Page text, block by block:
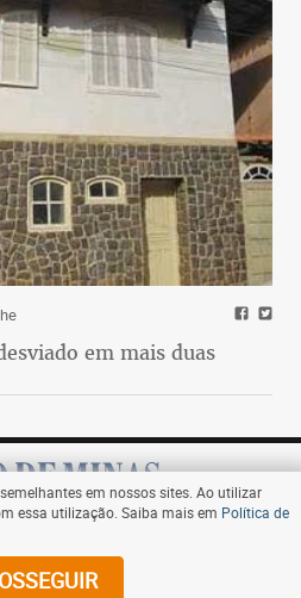
em mais duas
Assine
em nossos sites. Ao utilizar
essa utilização. Saiba mais em Política de